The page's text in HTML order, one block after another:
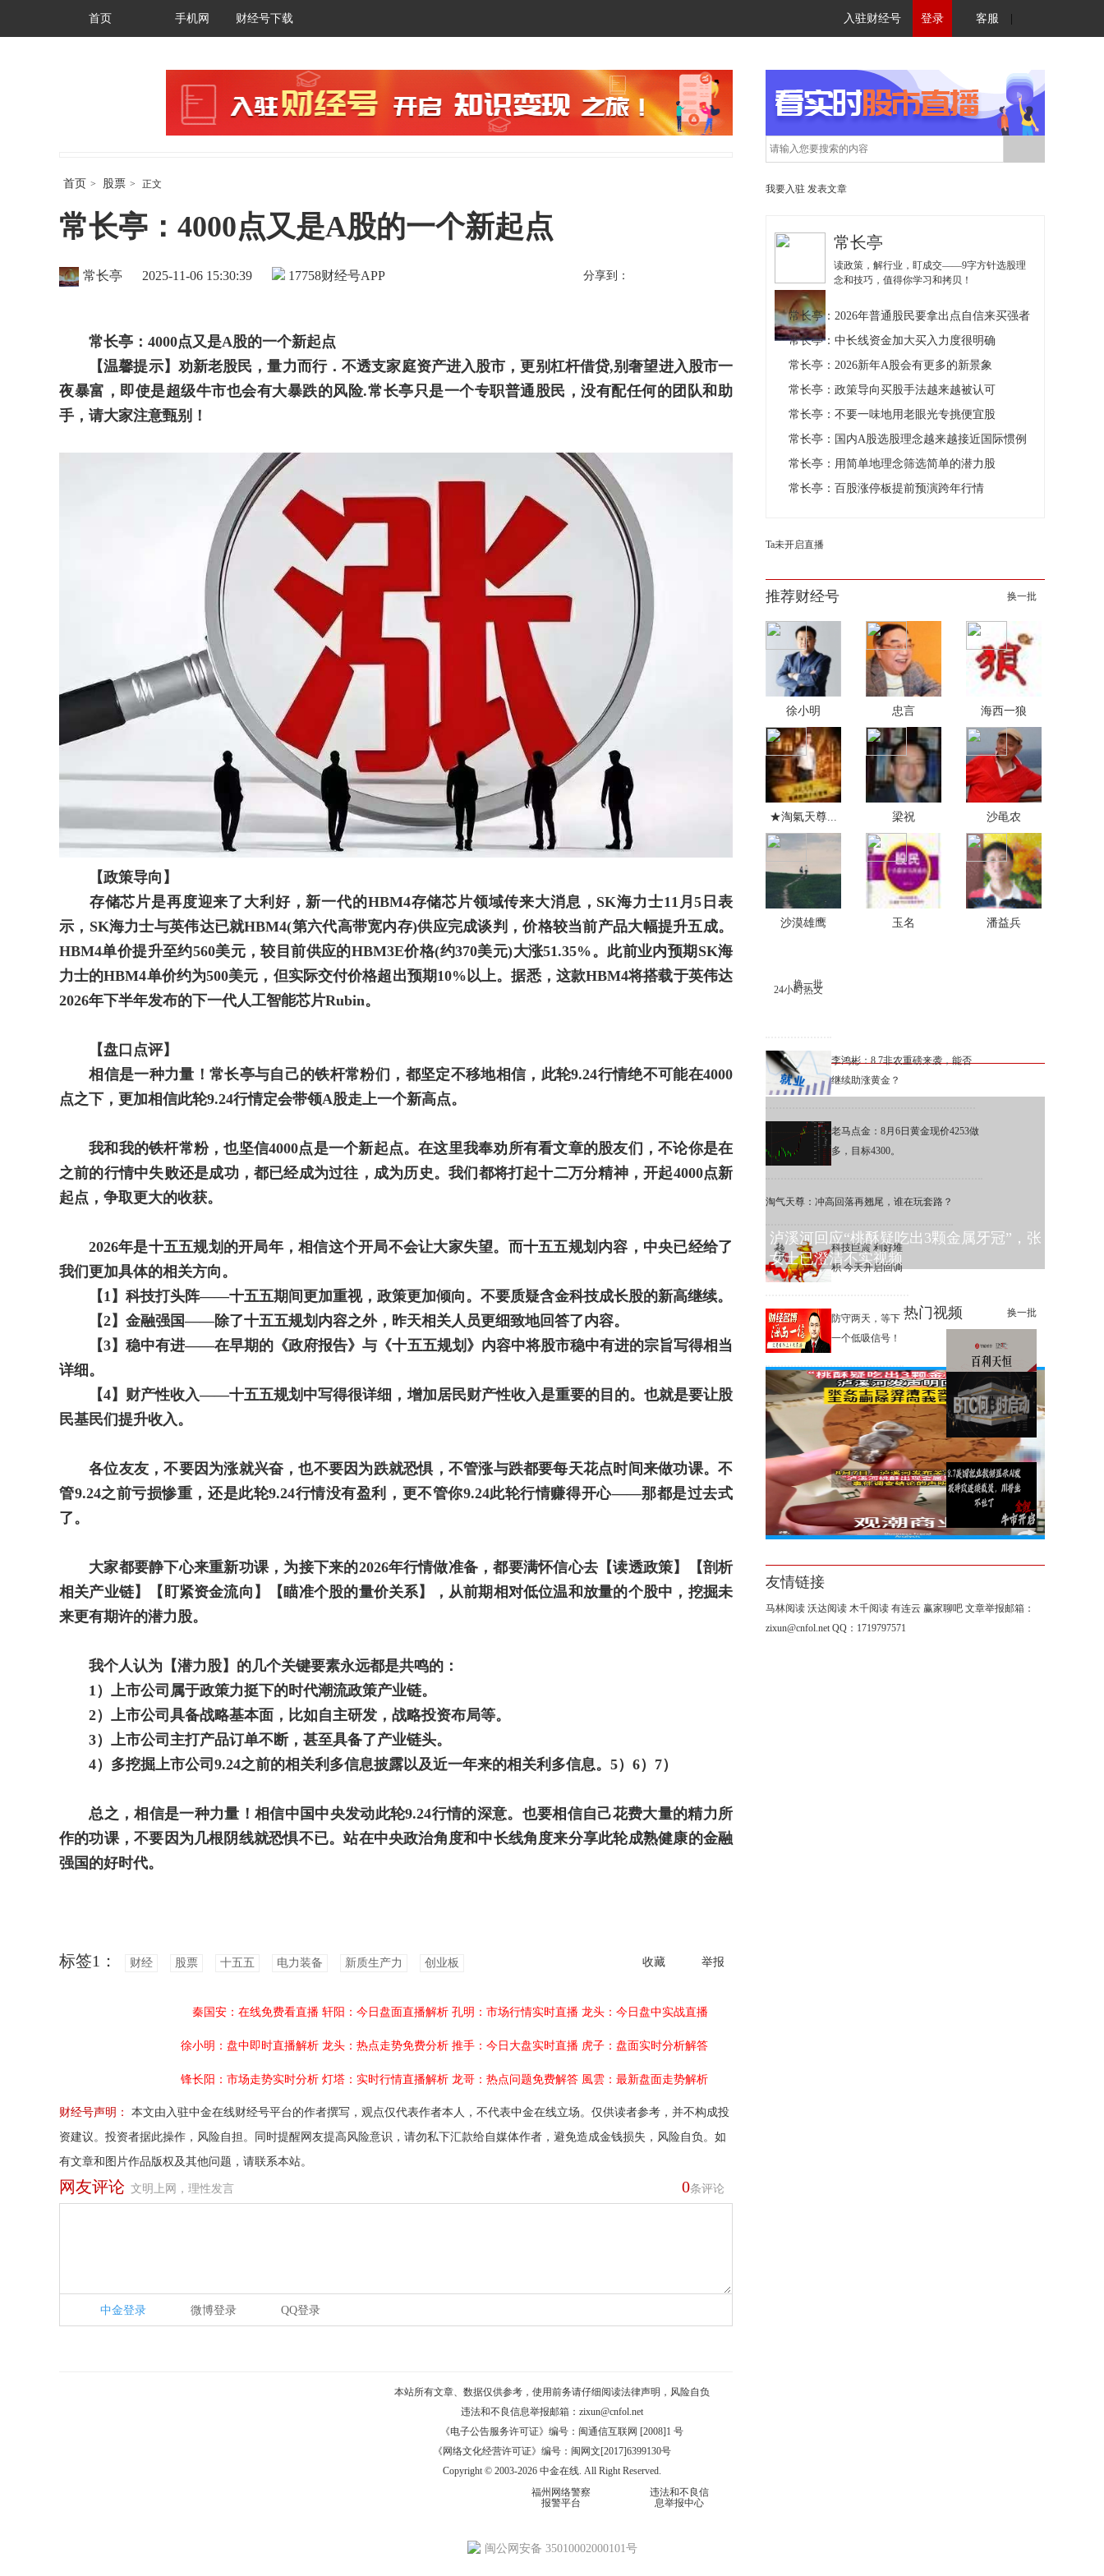
首页 手机网 财经号下载 入驻财经号 登录 客服
首页 > 股票 > 正文
常长亭：4000点又是A股的一个新起点
财经号APP
常长亭 2025-11-06 15:30:39 17758 分享到：
常长亭 ：4000点又是A股的一个新起点
【温馨提示】劝新老股民，量力而行．不透支家庭资产进入股市，更别杠杆借贷,别奢望进入股市一
夜暴富，即使是超级牛市也会有大暴跌的风险.常长亭只是一个专职普通股民，没有配任何的团队和助
手，请大家注意甄别！
【政策导向】
存储芯片是再度迎来了大利好，新一代的HBM4存储芯片领域传来大消息，SK海力士11月5日表
示，SK海力士与英伟达已就HBM4(第六代高带宽内存)供应完成谈判，价格较当前产品大幅提升五成。
HBM4单价提升至约560美元，较目前供应的HBM3E价格(约370美元)大涨51.35%。此前业内预期SK海
力士的HBM4单价约为500美元，但实际交付价格超出预期10%以上。据悉，这款HBM4将搭载于英伟达
2026年下半年发布的下一代人工智能芯片Rubin。
【盘口点评】
相信是一种力量！常长亭与自己的铁杆常粉们，都坚定不移地相信，此轮9.24行情绝不可能在4000
点之下，更加相信此轮9.24行情定会带领A股走上一个新高点。
我和我的铁杆常粉，也坚信4000点是一个新起点。在这里我奉劝所有看文章的股友们，不论你是在
之前的行情中失败还是成功，都已经成为过往，成为历史。我们都将打起十二万分精神，开起4000点新
起点，争取更大的收获。
2026年是十五五规划的开局年，相信这个开局不会让大家失望。而十五五规划内容，中央已经给了
我们更加具体的相关方向。
【1】科技打头阵——十五五期间更加重视，政策更加倾向。不要质疑含金科技成长股的新高继续。
【2】金融强国——除了十五五规划内容之外，昨天相关人员更细致地回答了内容。
【3】稳中有进——在早期的《政府报告》与《十五五规划》内容中将股市稳中有进的宗旨写得相当
详细。
【4】财产性收入——十五五规划中写得很详细，增加居民财产性收入是重要的目的。也就是要让股
民基民们提升收入。
各位友友 ，不要因为涨就兴奋，也不要因为跌就恐惧，不管涨与跌都要每天花点时间来做功课。不
管9.24之前亏损惨重，还是此轮9.24行情没有盈利，更不管你9.24此轮行情赚得开心——那都是过去式
了。
大家都要静下心来重新功课，为接下来的2026年行情做准备，都要满怀信心去【读透政策】【剖析
相关产业链】【盯紧资金流向】【瞄准个股的量价关系】，从前期相对低位温和放量的个股中，挖掘未
来更有期许的潜力股。
我个人认为【潜力股】的几个关键要素永远都是共鸣的：
1）上市公司属于政策力挺下的时代潮流政策产业链。
2）上市公司具备战略基本面，比如自主研发，战略投资布局等。
3）上市公司主打产品订单不断，甚至具备了产业链头。
4）多挖掘上市公司9.24之前的相关利多信息披露以及近一年来的相关利多信息。5）6）7）
总之，相信是一种力量！相信中国中央发动此轮9.24行情的深意。也要相信自己花费大量的精力所
作的功课，不要因为几根阴线就恐惧不已。站在中央政治角度和中长线角度来分享此轮成熟健康的金融
强国的好时代。
收藏 举报
标签1： 财经 股票 十五五 电力装备 新质生产力 创业板
秦国安：在线免费看直播 轩阳：今日盘面直播解析 孔明：市场行情实时直播 龙头：今日盘中实战直播
徐小明：盘中即时直播解析 龙头：热点走势免费分析 推手：今日大盘实时直播 虎子：盘面实时分析解答
锋长阳：市场走势实时分析 灯塔：实时行情直播解析 龙哥：热点问题免费解答 風雲：最新盘面走势解析
财经号声明：
本文由入驻中金在线财经号平台的作者撰写，观点仅代表作者本人，不代表中金在线立场。仅供读者参考，并不构成投
资建议。投资者据此操作，风险自担。同时提醒网友提高风险意识，请勿私下汇款给自媒体作者，避免造成金钱损失，风险自负。如
有文章和图片作品版权及其他问题，请联系本站。
0条评论
网友评论 文明上网，理性发言
中金登录 微博登录 QQ登录
我要入驻 发表文章
常长亭
读政策，解行业，盯成交——9字方针选股理
念和技巧，值得你学习和拷贝！
常长亭：2026年普通股民要拿出点自信来买强者
常长亭：中长线资金加大买入力度很明确
常长亭：2026新年A股会有更多的新景象
常长亭：政策导向买股手法越来越被认可
常长亭：不要一味地用老眼光专挑便宜股
常长亭：国内A股选股理念越来越接近国际惯例
常长亭：用简单地理念筛选简单的潜力股
常长亭：百股涨停板提前预演跨年行情
Ta未开启直播
推荐财经号 换一批
徐小明 忠言 海西一狼
★淘氣天尊... 梁祝 沙黾农
沙漠雄鹰 玉名 潘益兵
24小时热文
换一批
李鸿彬：8.7非农重磅来袭，能否
继续助涨黄金？
老马点金：8月6日黄金现价4253做
多，目标4300。
淘气天尊：冲高回落再翘尾，谁在玩套路？
科技巨震 利好堆
积 今天开启回调
防守两天，等下
一个低吸信号！
热门视频 换一批
泸溪河回应“桃酥疑吃出3颗金属牙冠”，张
女士已澄清不实视频
港股IPO递表第945期：综合性
生物制药集团百利天恒
8月7日-非农数据今晚出来，比
特币能不能动，就看这一把。
美国就业数据显示AI发展导致
连续裁员，川普坐不住了
友情链接
马林阅读 沃达阅读 木千阅读 有连云 赢家聊吧 文章举报邮箱：
zixun@cnfol.net QQ：1719797571
本站所有文章、数据仅供参考，使用前务请仔细阅读法律声明 ，风险自负
违法和不良信息举报邮箱： zixun@cnfol.net
《电子公告服务许可证》编号：闽通信互联网 [2008]1 号
《网络文化经营许可证》编号：闽网文[2017]6399130号
Copyright © 2003-2026 中金在线. All Right Reserved.
福州网络警察
报警平台
违法和不良信
息举报中心
闽公网安备 35010002000101号